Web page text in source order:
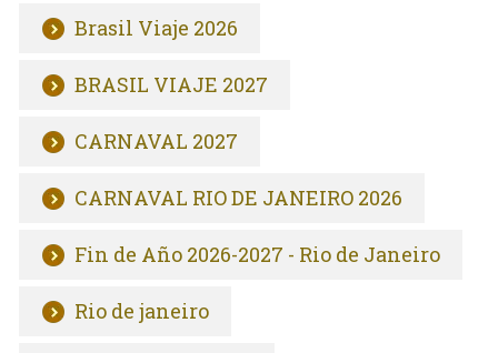
Brasil Viaje 2026
BRASIL VIAJE 2027
CARNAVAL 2027
CARNAVAL RIO DE JANEIRO 2026
Fin de Año 2026-2027 - Rio de Janeiro
Rio de janeiro